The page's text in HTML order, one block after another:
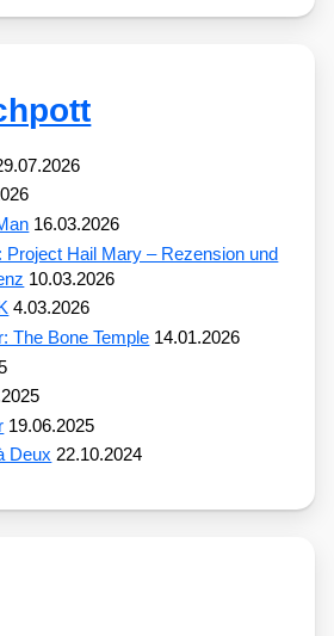
16.03.2026
Project Hail Mary – Rezension und
10.03.2026
4.03.2026
The Bone Temple 14.01.2026
19.06.2025
Deux 22.10.2024